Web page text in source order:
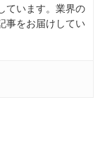
ています。業界の
事をお届けしてい